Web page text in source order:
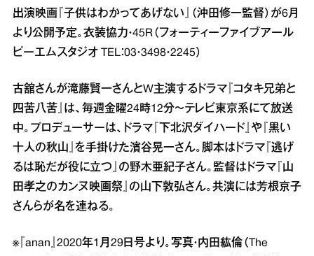
出演映画『子供はわかってあげない』（沖田修一監督）が6月
より公開予定。衣装協力・45R（フォーティーファイブアール
ピーエムスタジオ TEL：03・3498・2245）
古舘さんが滝藤賢一さんとW主演するドラマ『コタキ兄弟と
四苦八苦』は、毎週金曜24時12分～テレビ東京系にて放送
中。プロデューサーは、ドラマ『下北沢ダイハード』や『黒い
十人の秋山』を手掛けた濱谷晃一さん。脚本はドラマ『逃げ
るは恥だが役に立つ』の野木亜紀子さん。監督はドラマ『山
田孝之のカンヌ映画祭』の山下敦弘さん。共演には芳根京子
さんらが名を連ねる。
※『anan』2020年1月29日号より。写真・内田紘倫（The